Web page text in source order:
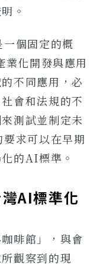
。
個固定的概
化開發與應用
不同應用，必
會和法規的不
測試並制定未
求可以在早期
的AI標準。
灣AI標準化
啡館」，與會
觀察到的現